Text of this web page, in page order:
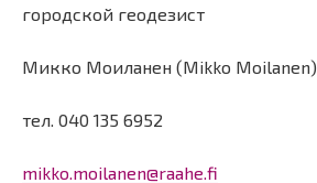
городской геодезист
Микко Моиланен (Mikko Moilanen)
тел. 040 135 6952
mikko.moilanen@raahe.fi